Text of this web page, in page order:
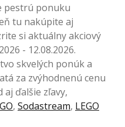
pestrú ponuku
tu nakúpite aj
si aktuálny akciový
- 12.08.2026.
skvelých ponúk a
za zvýhodnenú cenu
aj ďalšie zľavy,
, Sodastream, LEGO